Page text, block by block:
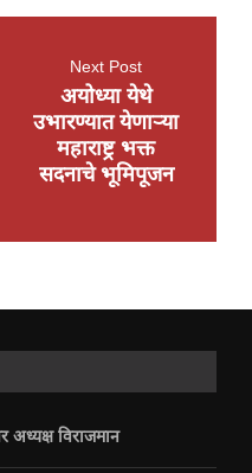
Next Post
अयोध्या येथे
उभारण्यात येणाऱ्या
महाराष्ट्र भक्त
सदनाचे भूमिपूजन
अध्यक्ष विराजमान